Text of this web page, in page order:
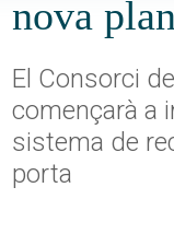
nova
El Consorci
començarà a
sistema de
porta